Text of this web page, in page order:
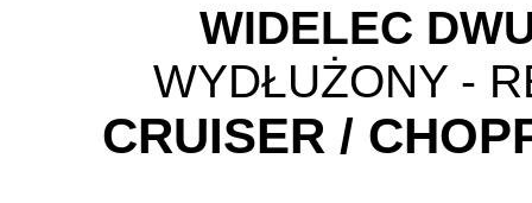
WIDELEC
WYDŁUŻONY -
CRUISER /